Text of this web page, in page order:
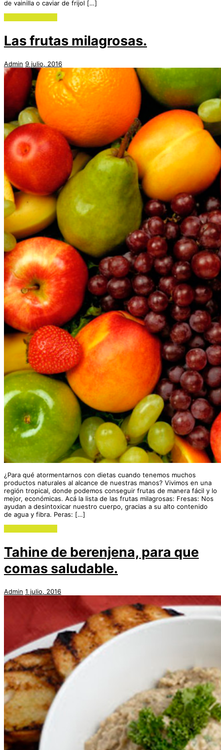
de vainilla o caviar de frijol […]
Las frutas milagrosas.
Admin 9 julio, 2016
¿Para qué atormentarnos con dietas cuando tenemos muchos
productos naturales al alcance de nuestras manos? Vivimos en una
región tropical, donde podemos conseguir frutas de manera fácil y lo
mejor, económicas. Acá la lista de las frutas milagrosas: Fresas: Nos
ayudan a desintoxicar nuestro cuerpo, gracias a su alto contenido
de agua y fibra. Peras: […]
Tahine de berenjena, para que
comas saludable.
Admin 1 julio, 2016